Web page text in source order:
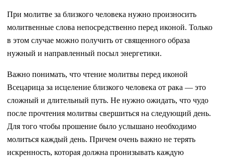
При молитве за близкого человека нужно произносить
молитвенные слова непосредственно перед иконой. Только
в этом случае можно получить от священного образа
нужный и направленный посыл энергетики.
Важно понимать, что чтение молитвы перед иконой
Всецарица за исцеление близкого человека от рака — это
сложный и длительный путь. Не нужно ожидать, что чудо
после прочтения молитвы свершиться на следующий день.
Для того чтобы прошение было услышано необходимо
молиться каждый день. Причем очень важно не терять
искренность, которая должна пронизывать каждую